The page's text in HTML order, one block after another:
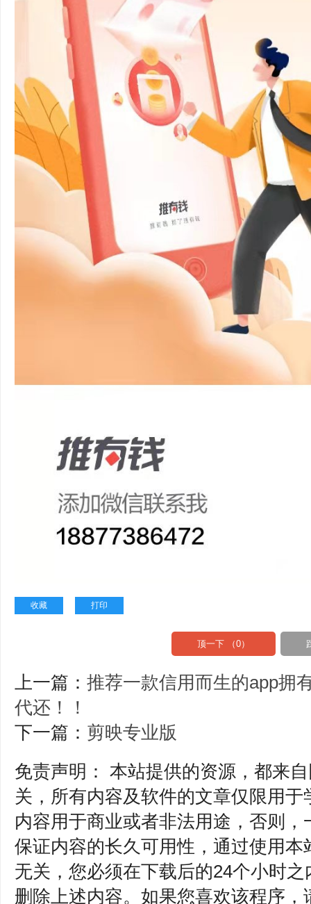
收藏 打印
顶一下 （0）
上一篇： 推荐一款信用而生的app拥
代还！！
下一篇： 剪映专业版
免责声明： 本站提供的资源，都来
关，所有内容及软件的文章仅限用
内容用于商业或者非法用途，否则
保证内容的长久可用性，通过使用
无关，您必须在下载后的24个小时
删除上述内容。如果您喜欢该程序